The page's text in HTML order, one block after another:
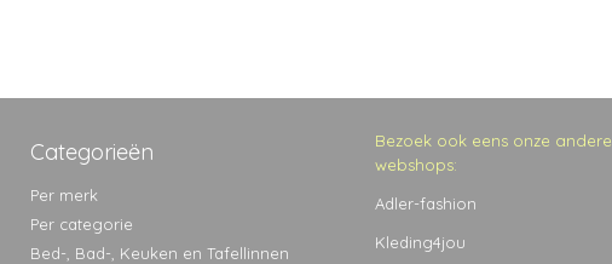
Categorieën
Per merk
Per categorie
Bed-, Bad-, Keuken en Tafellinnen
Bezoek ook eens onze andere
webshops:
Adler-fashion
Kleding4jou